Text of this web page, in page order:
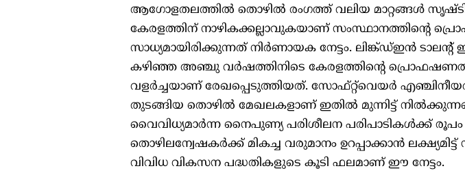
ആഗോളതലത്തിൽ തൊഴിൽ രംഗത്ത് വലിയ മാറ്റങ്ങൾ
കേരളത്തിന് നാഴികക്കല്ലാവുകയാണ് സംസ്ഥാനത്തിന്റെ
സാധ്യമായിരിക്കുന്നത് നിർണായക നേട്ടം. ലിങ്ക്ഡ്ഇൻ
കഴിഞ്ഞ അഞ്ചു വർഷത്തിനിടെ കേരളത്തിന്റെ
വളർച്ചയാണ് രേഖപ്പെടുത്തിയത്. സോഫ്റ്റ്‌വെയർ
തുടങ്ങിയ തൊഴിൽ മേഖലകളാണ് ഇതിൽ മുന്നിട്ട്
വൈവിധ്യമാർന്ന നൈപുണ്യ പരിശീലന പരിപാടികൾക്ക്
തൊഴിലന്വേഷകർക്ക് മികച്ച വരുമാനം ഉറപ്പാക്കാൻ
വിവിധ വികസന പദ്ധതികളുടെ കൂടി ഫലമാണ് ഈ നേട്ടം.